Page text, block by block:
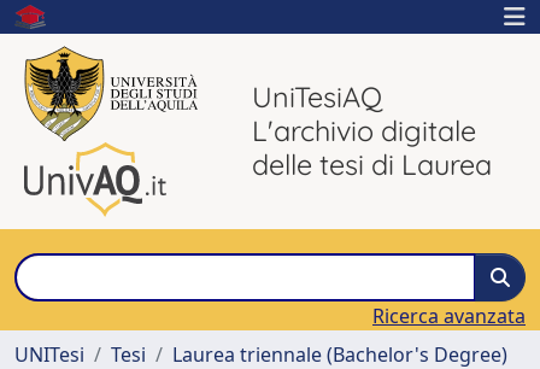
UniTesiAQ
L'archivio digitale
delle tesi di Laurea
Ricerca avanzata
UNITesi
Tesi Laurea triennale (Bachelor's Degree)